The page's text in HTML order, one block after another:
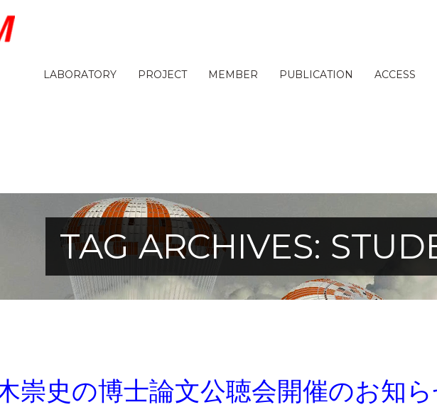
LABORATORY PROJECT MEMBER PUBLICATION ACCESS
TAG ARCHIVES:
崇史の博士論文公聴会開催のお知